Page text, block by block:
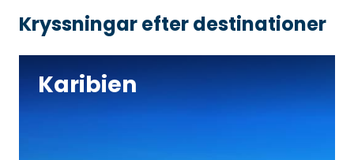
Kryssningar efter destinationer
Karibien